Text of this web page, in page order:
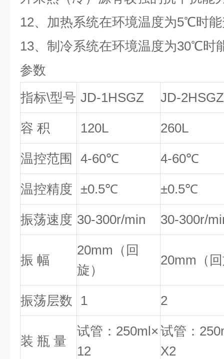
12、加热系统在环境温度为5℃时
13、制冷系统在环境温度为30℃时
参数
指标\型号 JD-1HSGZ JD-2HSGZ
容 积 120L 260L
温控范围 4-60℃ 4-60℃
温控精度 ±0.5℃ ±0.5℃
振荡速度 30-300r/min 30-300r/
振 幅
20mm（回
旋）
20mm（
振荡层数 1 2
装 瓶 量
试管：250ml×
12
试管：
X2